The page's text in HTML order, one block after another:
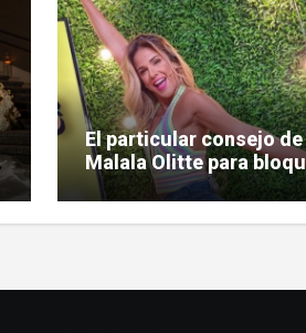
El particular consejo de
Malala Olitte para
la mala vibra